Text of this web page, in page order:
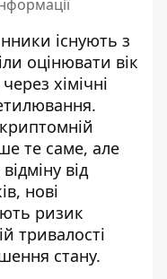
існують з
оцінювати вік
хімічні
те саме, але
від
нові
ризик
тривалості
стану.